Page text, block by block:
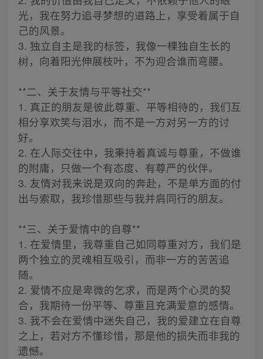
光，我在努力追寻梦想的道路上，享受着属于自
己的风景。
3. 独立自主是我的标签，我像一棵独自生长的
树，向着阳光伸展枝叶，不为迎合谁而弯腰。
**二、关于友情与平等社交**
1. 真正的朋友是彼此尊重、平等相待的，我们互
相分享欢笑与泪水，而不是一方对另一方的讨
好。
2. 在人际交往中，我秉持着真诚与尊重，不做谁
的附庸，只做一个有态度、有尊严的伙伴。
3. 友情对我来说是双向的奔赴，不是单方面的付
出与索取，我珍惜那些与我并肩同行的朋友。
**三、关于爱情中的自尊**
1. 在爱情里，我尊重自己如同尊重对方，我们是
两个独立的灵魂相互吸引，而非一方的苦苦追
随。
2. 爱情不应是卑微的乞求，而是两个心灵的契
合，我期待一份平等、尊重且充满爱意的感情。
3. 我不会在爱情中迷失自己，我的爱建立在自尊
之上，若对方不懂珍惜，那是他的损失而非我的
遗憾。